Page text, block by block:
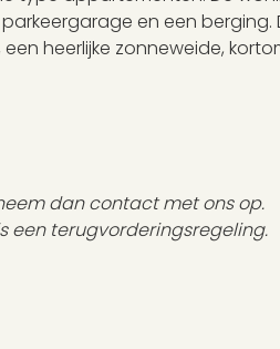
en een
heerlijke zonneweide,
dan contact met ons op.
is een terugvorderingsregeling.